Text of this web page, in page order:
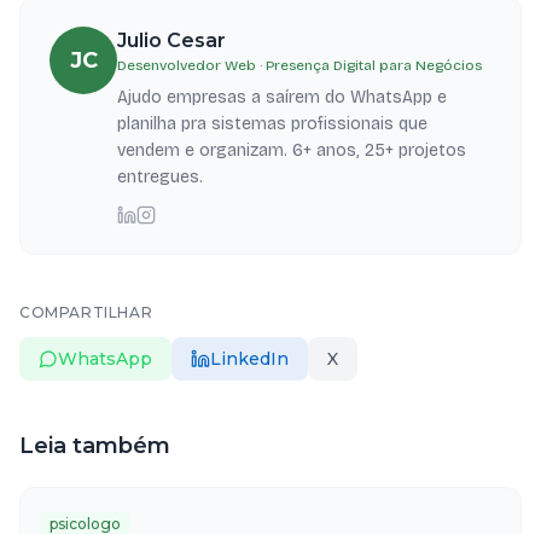
JC
Julio Cesar
Desenvolvedor Web · Presença Digital para Negócios
Ajudo empresas a saírem do WhatsApp e
planilha pra sistemas profissionais que
vendem e organizam. 6+ anos, 25+ projetos
entregues.
COMPARTILHAR
WhatsApp LinkedIn X
Leia também
psicologo